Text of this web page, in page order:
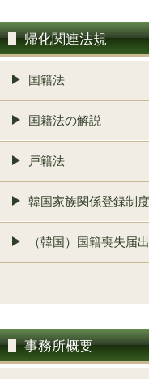
帰化関連法規
国籍法
国籍法の解説
戸籍法
韓国家族関係登録制度
（韓国）国籍喪失届
事務所概要